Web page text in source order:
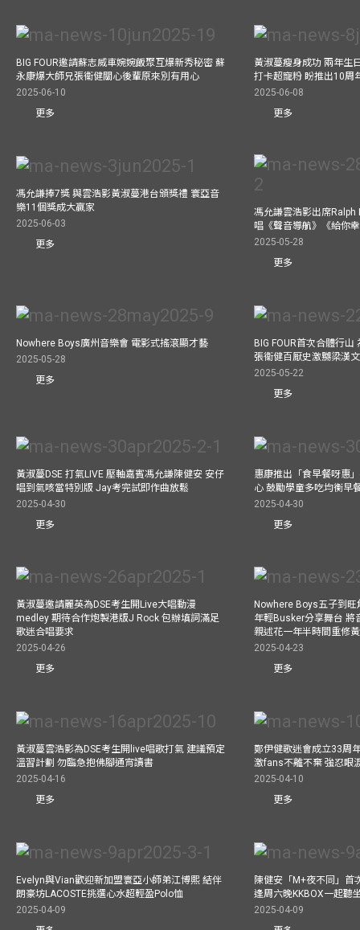
BIG FOUR邀請蘇志威車婉婉飯聚互爆新秀秘密 蘇
永康爆大師兄張衞健關心後輩原來別有用心
2025-06-10
更多
黃淑蔓瘦身成功 兩年生
打卡超寵粉 盼推出10周
2025-06-08
更多
馮允謙捧7獎 與雲浩影黃淑蔓港台頒獎禮 寰亞音
樂11個獎成大贏家
2025-06-03
更多
馮允謙雲浩影出席
唱《聲音導航》《給你
2025-05-28
更多
Nowhere Boys廣州音樂會 電影式搖滾顯才藝
2025-05-28
更多
BIG FOUR首次合體行
張衞健百厭史激嬲梁漢
2025-05-22
更多
黃淑蔓DSE 打氣LIVE 壓軸嘉賓馮允謙陳健安 安仔
唱到氣咳當特別版 Jay考完試即作曲放鬆
2025-04-30
更多
惠康推出「食早餐呀惠
心 鼓勵學童多吃均衡早
2025-04-30
更多
黃淑蔓邀請麗英為DSE考生開Live大唱動漫
medley 期待合作炮製港版J Rock 包辦填詞滿足
歌迷合唱要求
2025-04-26
更多
Nowhere Boys五子到
年輕Busker分享舞台 將
親述花一年半時間重修
2025-04-23
更多
黃淑蔓雲浩影為DSE考生開live唱歌打氣 建議預定
溫習計劃 勿臨急抱佛腳通宵讀書
2025-04-16
更多
鄭伊健歌迷會成立33周
激fans不離不棄 強忍眼
2025-04-10
更多
Evelyn與Vian歡迎新加盟寰亞小師弟江博熙 結伴
朗豪坊LACOSTE挑選心水超輕盈Polo恤
2025-04-09
陳健安「M+夜不同」首
逢周六晚KKBOX一起聽
2025-04-09